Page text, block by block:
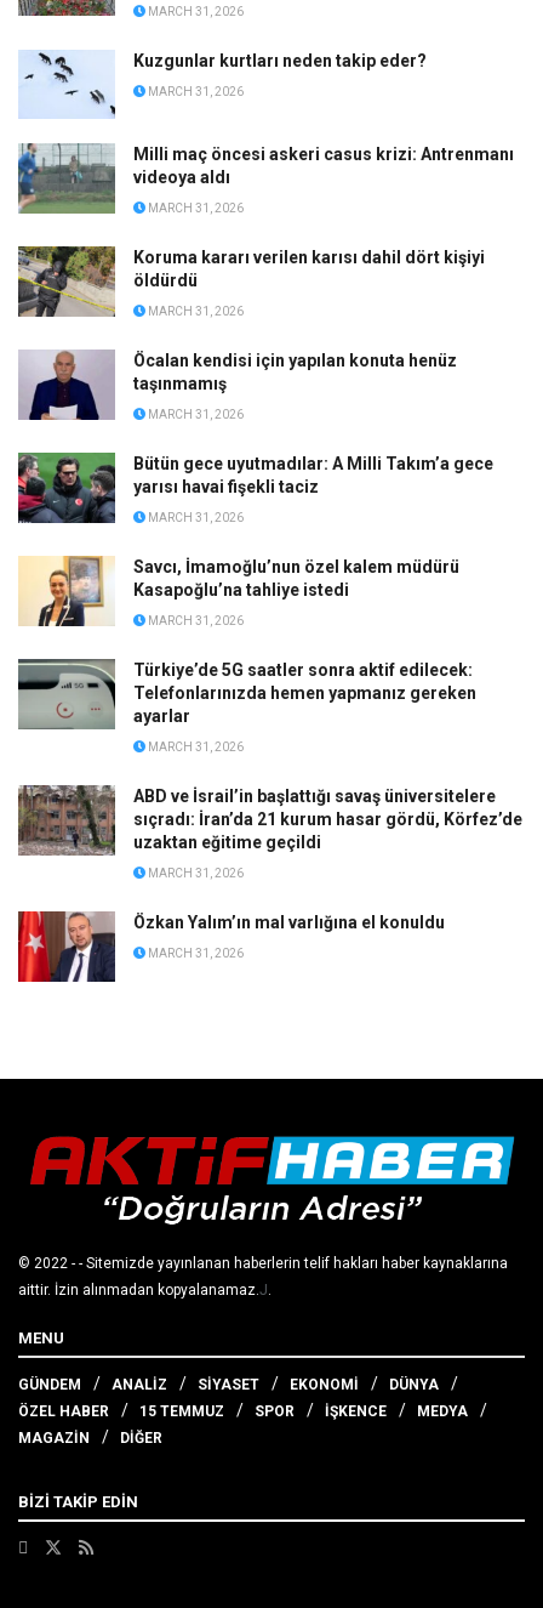
MARCH 31, 2026
Kuzgunlar kurtları neden takip eder?
MARCH 31, 2026
Milli maç öncesi askeri casus krizi: Antrenmanı
videoya aldı
MARCH 31, 2026
Koruma kararı verilen karısı dahil dört kişiyi
öldürdü
MARCH 31, 2026
Öcalan kendisi için yapılan konuta henüz
taşınmamış
MARCH 31, 2026
Bütün gece uyutmadılar: A Milli Takım’a gece
yarısı havai fişekli taciz
MARCH 31, 2026
Savcı, İmamoğlu’nun özel kalem müdürü
Kasapoğlu’na tahliye istedi
MARCH 31, 2026
Türkiye’de 5G saatler sonra aktif edilecek:
Telefonlarınızda hemen yapmanız gereken
ayarlar
MARCH 31, 2026
ABD ve İsrail’in başlattığı savaş üniversitelere
sıçradı: İran’da 21 kurum hasar gördü, Körfez’de
uzaktan eğitime geçildi
MARCH 31, 2026
Özkan Yalım’ın mal varlığına el konuldu
MARCH 31, 2026
© 2022 - - Sitemizde yayınlanan haberlerin telif hakları haber kaynaklarına
aittir. İzin alınmadan kopyalanamaz.J.
MENU
GÜNDEM ANALİZ SİYASET EKONOMİ
DÜNYA
ÖZEL HABER
15 TEMMUZ SPOR İŞKENCE
MEDYA
MAGAZİN
DİĞER
BİZİ TAKİP EDİN